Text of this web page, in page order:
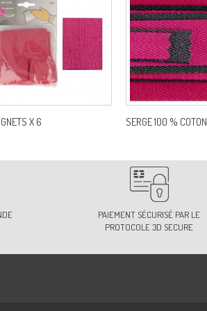
X 6 SERGE 100 % COTON
PAIEMENT SÉCURISÉ PAR LE
PROTOCOLE 3D SECURE